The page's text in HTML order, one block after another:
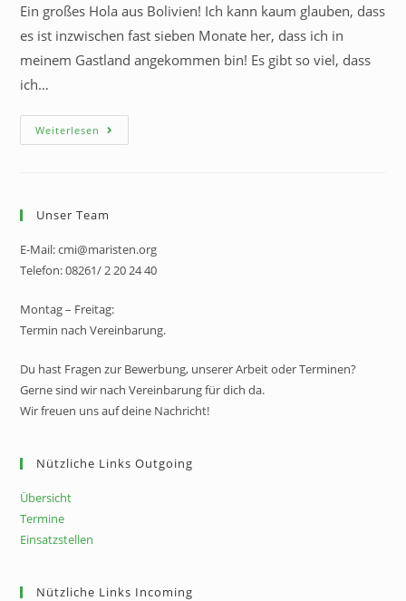
Ein großes Hola aus Bolivien! Ich kann kaum glauben, dass
es ist inzwischen fast sieben Monate her, dass ich in
meinem Gastland angekommen bin! Es gibt so viel, dass
ich…
Weiterlesen
Unser Team
E-Mail: cmi@maristen.org
Telefon: 08261/ 2 20 24 40
Montag – Freitag:
Termin nach Vereinbarung.
Du hast Fragen zur Bewerbung, unserer Arbeit oder Terminen?
Gerne sind wir nach Vereinbarung für dich da.
Wir freuen uns auf deine Nachricht!
Nützliche Links Outgoing
Übersicht
Termine
Einsatzstellen
Nützliche Links Incoming